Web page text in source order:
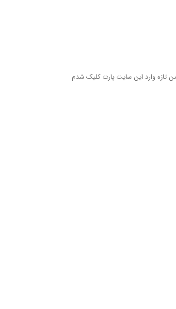
تازه وارد این سایت پارت کلیک شدم